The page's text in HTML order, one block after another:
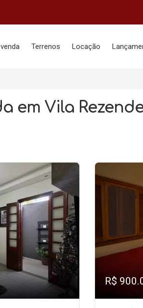
Terrenos Locação
em Vila
R$